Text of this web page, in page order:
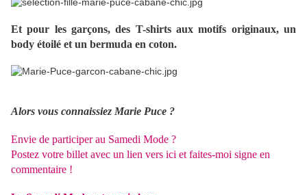
Et pour les garçons, des T-shirts aux motifs originaux, un
body étoilé et un bermuda en coton.
Alors vous connaissiez Marie Puce ?
Envie de participer au Samedi Mode ?
Postez votre billet avec un lien vers ici et faites-moi signe en
commentaire !